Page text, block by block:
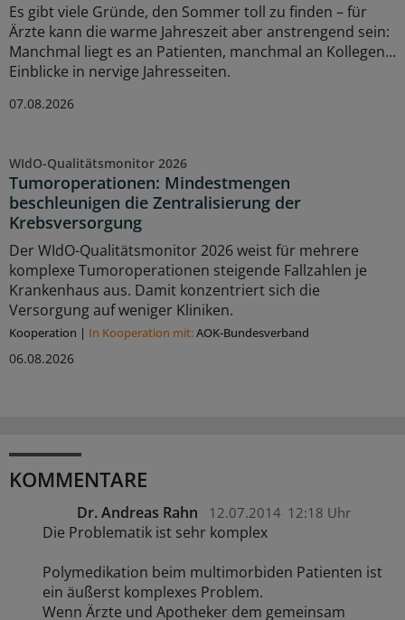
Es gibt viele Gründe, den Sommer toll zu finden – für
Ärzte kann die warme Jahreszeit aber anstrengend sein:
Manchmal liegt es an Patienten, manchmal an Kollegen...
Einblicke in nervige Jahresseiten.
07.08.2026
WIdO-Qualitätsmonitor 2026
Tumoroperationen: Mindestmengen
beschleunigen die Zentralisierung der
Krebsversorgung
Der WIdO-Qualitätsmonitor 2026 weist für mehrere
komplexe Tumoroperationen steigende Fallzahlen je
Krankenhaus aus. Damit konzentriert sich die
Versorgung auf weniger Kliniken.
Kooperation | In Kooperation mit:AOK-Bundesverband
06.08.2026
KOMMENTARE
Dr. Andreas Rahn 12.07.2014 12:18 Uhr
Die Problematik ist sehr komplex
Polymedikation beim multimorbiden Patienten ist
ein äußerst komplexes Problem.
Wenn Ärzte und Apotheker dem gemeinsam